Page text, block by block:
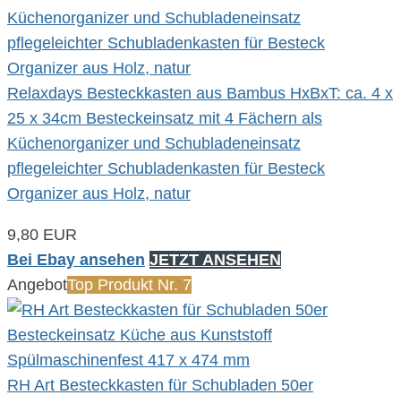
Relaxdays Besteckkasten aus Bambus HxBxT: ca. 4 x
25 x 34cm Besteckeinsatz mit 4 Fächern als
Küchenorganizer und Schubladeneinsatz
pflegeleichter Schubladenkasten für Besteck
Organizer aus Holz, natur
9,80 EUR
Bei Ebay ansehen JETZT ANSEHEN
AngebotTop Produkt Nr. 7
RH Art Besteckkasten für Schubladen 50er